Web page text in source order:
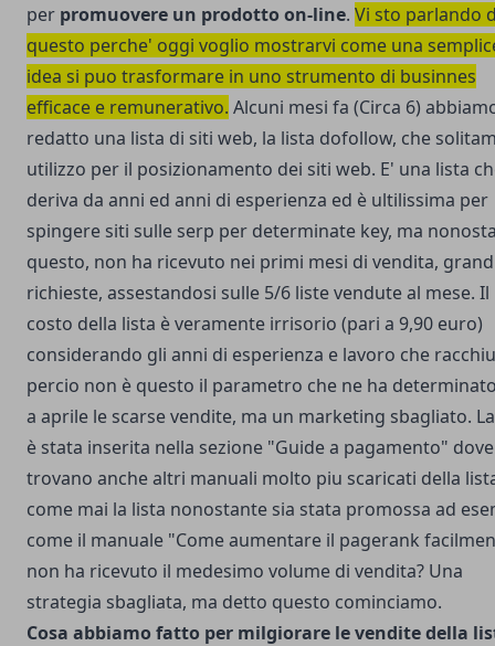
per promuovere un prodotto on-line. Vi sto parlando
questo perche' oggi voglio mostrarvi come una
idea si puo trasformare in uno strumento di businnes
efficace e remunerativo. Alcuni mesi fa (Circa 6)
redatto una lista di siti web, la lista dofollow, che
utilizzo per il posizionamento dei siti web. E' una lista
deriva da anni ed anni di esperienza ed è ultilissima per
spingere siti sulle serp per determinate key, ma
questo, non ha ricevuto nei primi mesi di vendita,
richieste, assestandosi sulle 5/6 liste vendute al mese. Il
costo della lista è veramente irrisorio (pari a 9,90 euro)
considerando gli anni di esperienza e lavoro che
percio non è questo il parametro che ne ha
a aprile le scarse vendite, ma un marketing sbagliato.
è stata inserita nella sezione "Guide a pagamento"
trovano anche altri manuali molto piu scaricati della
come mai la lista nonostante sia stata promossa ad
come il manuale "Come aumentare il pagerank
non ha ricevuto il medesimo volume di vendita? Una
strategia sbagliata, ma detto questo cominciamo.
Cosa abbiamo fatto per milgiorare le vendite della